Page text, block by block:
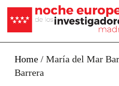
Home / María del Mar
Barrera